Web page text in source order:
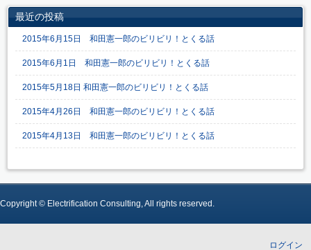
最近の投稿
2015年6月15日 和田憲一郎のビリビリ！とくる話
2015年6月1日 和田憲一郎のビリビリ！とくる話
2015年5月18日 和田憲一郎のビリビリ！とくる話
2015年4月26日 和田憲一郎のビリビリ！とくる話
2015年4月13日 和田憲一郎のビリビリ！とくる話
Copyright © Electrification Consulting, All rights reserved.
ログイン